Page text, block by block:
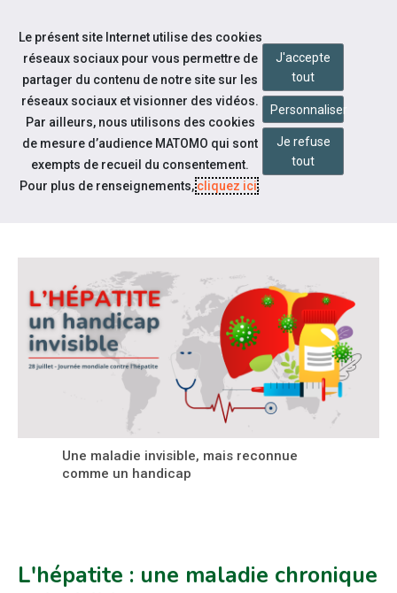
Aller au contenu
Notre actualité
28 JUILLET - JOURNÉE MONDIALE
Une maladie invisible, mais reconnue
comme un handicap
L'hépatite : une maladie chronique
Le présent site Internet utilise des cookies
réseaux sociaux pour vous permettre de
partager du contenu de notre site sur les
réseaux sociaux et visionner des vidéos.
Par ailleurs, nous utilisons des cookies
de mesure d’audience MATOMO qui sont
exempts de recueil du consentement.
Pour plus de renseignements,cliquez ici.
J'accepte
tout
Personnaliser
Je refuse
tout